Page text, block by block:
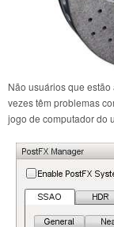
Não usuários que
vezes têm problemas
jogo de computador do